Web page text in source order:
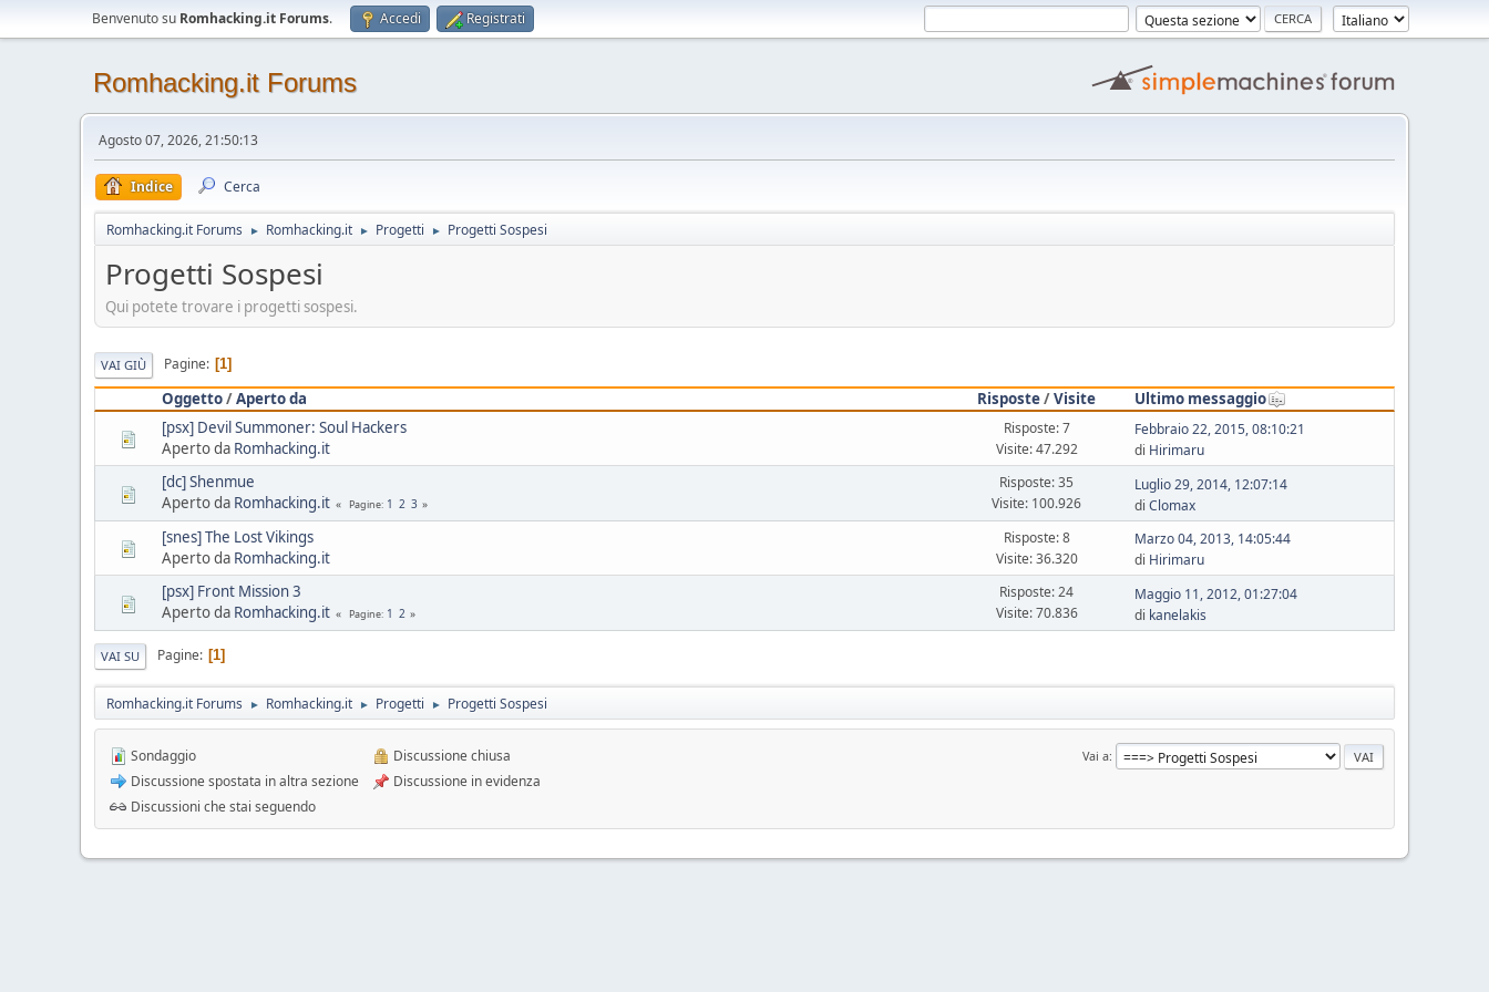
Benvenuto su Romhacking.it Forums. Accedi Registrati
Romhacking.it Forums
Agosto 07, 2026, 21:50:13
Indice Cerca
Romhacking.it Forums ► Romhacking.it ► Progetti ► Progetti Sospesi
Progetti Sospesi
Qui potete trovare i progetti sospesi.
VAI GIÙ Pagine 1
Oggetto/Aperto da Risposte/Visite
Ultimo messaggio
[psx] Devil Summoner: Soul Hackers
Aperto da Romhacking.it
Risposte: 7
Visite: 47.292
Febbraio 22, 2015, 08:10:21
di Hirimaru
[dc] Shenmue
Aperto da Romhacking.it Pagine 1 2 3
Risposte: 35
Visite: 100.926
Luglio 29, 2014, 12:07:14
di Clomax
[snes] The Lost Vikings
Aperto da Romhacking.it
Risposte: 8
Visite: 36.320
Marzo 04, 2013, 14:05:44
di Hirimaru
[psx] Front Mission 3
Aperto da Romhacking.it Pagine 1 2
Risposte: 24
Visite: 70.836
Maggio 11, 2012, 01:27:04
di kanelakis
VAI SU Pagine 1
Romhacking.it Forums ► Romhacking.it ► Progetti ► Progetti Sospesi
Vai a
Sondaggio
Discussione spostata in altra sezione
Discussione chiusa
Discussione in evidenza
Discussioni che stai seguendo